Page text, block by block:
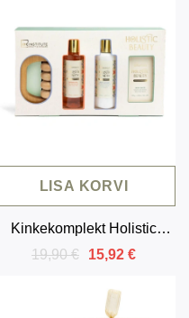
LISA KORVI
Kinkekomplekt Holistic
Beauty Lotus & White Tea (4
19,90 € 15,92 €